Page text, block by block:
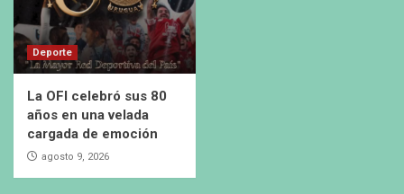
Deporte
La OFI celebró sus 80
años en una velada
cargada de emoción
agosto 9, 2026